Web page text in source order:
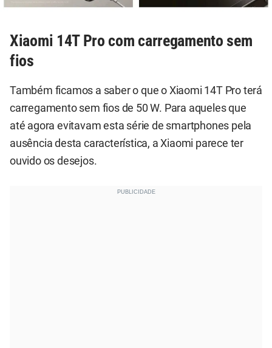
Xiaomi 14T Pro com carregamento sem
fios
Também ficamos a saber o que o Xiaomi 14T Pro terá
carregamento sem fios de 50 W. Para aqueles que
até agora evitavam esta série de smartphones pela
ausência desta característica, a Xiaomi parece ter
ouvido os desejos.